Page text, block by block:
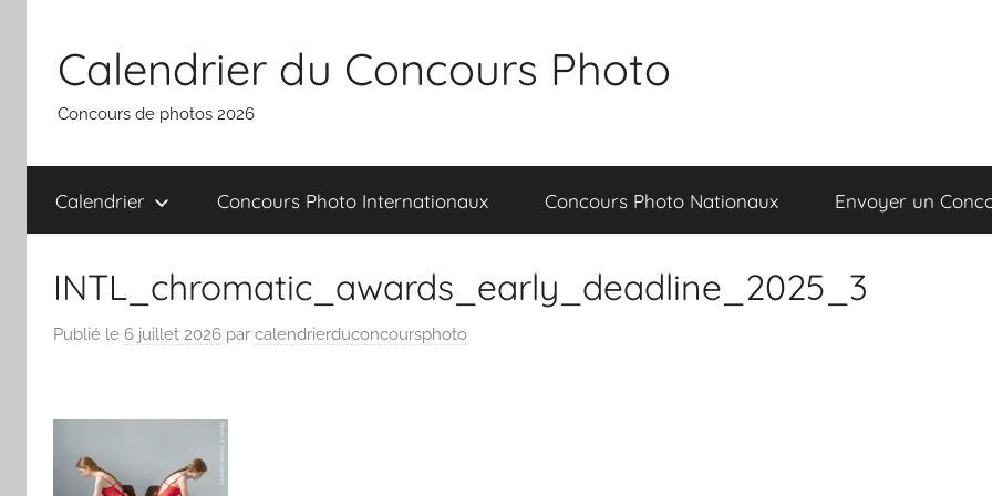
contenu
Calendrier du Concours Photo
Concours de photos 2026
Calendrier Concours Photo Internationaux Concours Photo Nationaux Envoyer un
INTL_chromatic_awards_early_deadline_2025_3
Publié le 6 juillet 2026 par calendrierduconcoursphoto